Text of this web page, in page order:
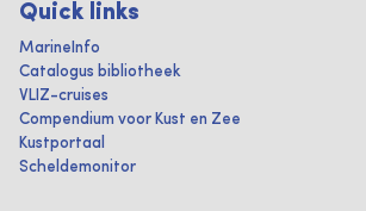
Quick links
MarineInfo
Catalogus bibliotheek
VLIZ-cruises
Compendium voor Kust en Zee
Kustportaal
Scheldemonitor